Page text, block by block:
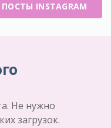
INSTAGRAM
Не нужно
загрузок.